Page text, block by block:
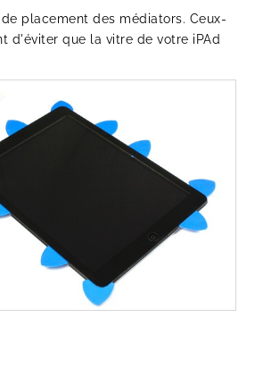
placement des médiators. Ceux-
d'éviter que la vitre de votre iPAd